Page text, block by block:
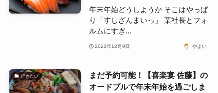
年末年始どうしようか そこはやっぱ
り「すしざんまいっ」 某社長とフォ
ルムにすぎ...
2023年12月9日 やよい
行きたい
まだ予約可能！【喜楽宴 佐藤】の
オードブルで年末年始を過ごしま